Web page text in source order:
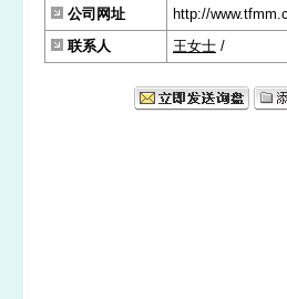
公司网址
http://
联系人
王女士 /